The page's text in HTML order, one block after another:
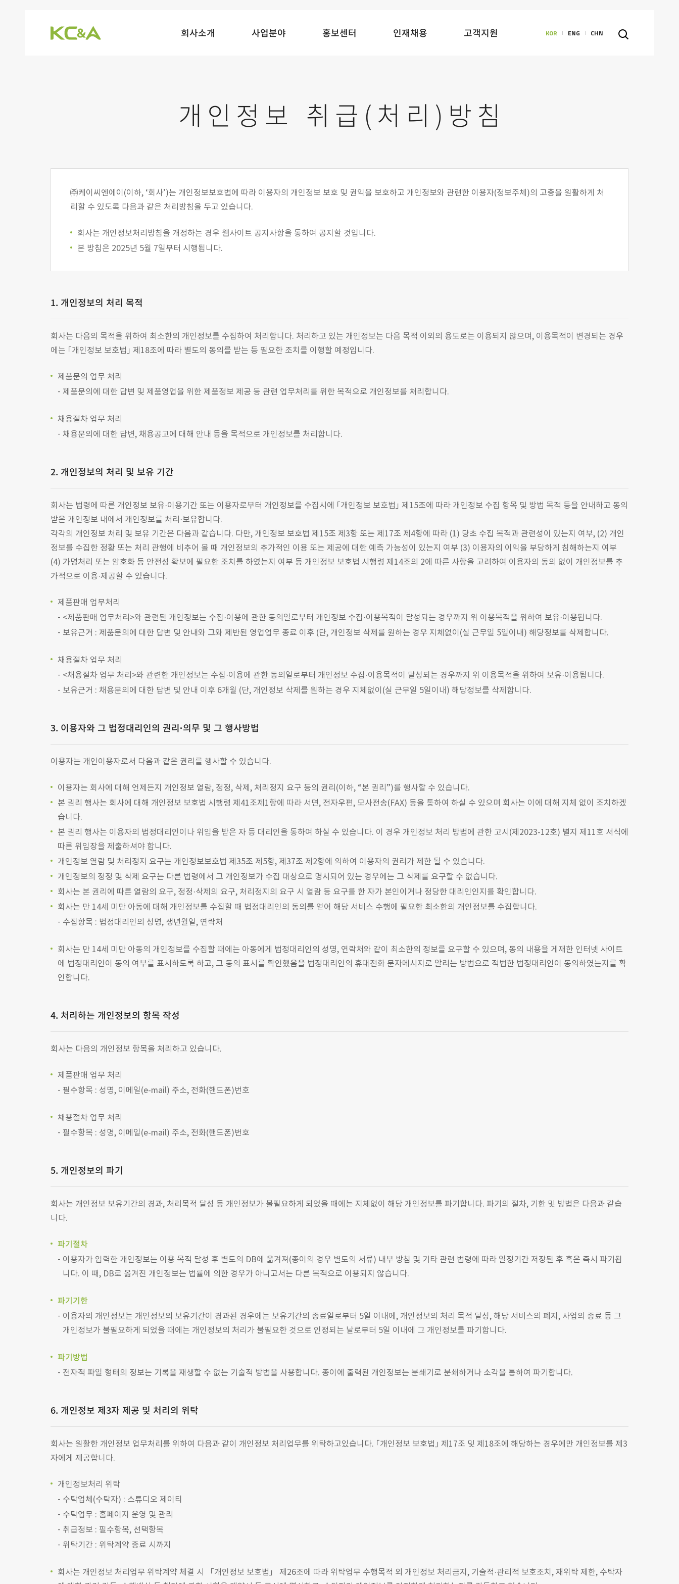
회사소개 사업분야 홍보센터 인재채용 고객지원 KOR ENG CHN
개인정보 취급(처리)방침
㈜케이씨엔에이(이하, ‘회사’)는 개인정보보호법에 따라 이용자의 개인정보 보호 및 권익을 보호하고 개인정보와 관련한 이용자(정보주체)의 고충을 원활하게 처
리할 수 있도록 다음과 같은 처리방침을 두고 있습니다.
회사는 개인정보처리방침을 개정하는 경우 웹사이트 공지사항을 통하여 공지할 것입니다.
본 방침은 2025년 5월 7일부터 시행됩니다.
1. 개인정보의 처리 목적
회사는 다음의 목적을 위하여 최소한의 개인정보를 수집하여 처리합니다. 처리하고 있는 개인정보는 다음 목적 이외의 용도로는 이용되지 않으며, 이용목적이 변경되는 경우
에는 ｢개인정보 보호법｣ 제18조에 따라 별도의 동의를 받는 등 필요한 조치를 이행할 예정입니다.
제품문의 업무 처리
제품문의에 대한 답변 및 제품영업을 위한 제품정보 제공 등 관련 업무처리를 위한 목적으로 개인정보를 처리합니다.
채용절차 업무 처리
채용문의에 대한 답변, 채용공고에 대해 안내 등을 목적으로 개인정보를 처리합니다.
2. 개인정보의 처리 및 보유 기간
회사는 법령에 따른 개인정보 보유·이용기간 또는 이용자로부터 개인정보를 수집시에 ｢개인정보 보호법｣ 제15조에 따라 개인정보 수집 항목 및 방법 목적 등을 안내하고 동의
받은 개인정보 내에서 개인정보를 처리·보유합니다.
각각의 개인정보 처리 및 보유 기간은 다음과 같습니다. 다만, 개인정보 보호법 제15조 제3항 또는 제17조 제4항에 따라 (1) 당초 수집 목적과 관련성이 있는지 여부, (2) 개인
정보를 수집한 정황 또는 처리 관행에 비추어 볼 때 개인정보의 추가적인 이용 또는 제공에 대한 예측 가능성이 있는지 여부 (3) 이용자의 이익을 부당하게 침해하는지 여부
(4) 가명처리 또는 암호화 등 안전성 확보에 필요한 조치를 하였는지 여부 등 개인정보 보호법 시행령 제14조의 2에 따른 사항을 고려하여 이용자의 동의 없이 개인정보를 추
가적으로 이용·제공할 수 있습니다.
제품판매 업무처리
<제품판매 업무처리>와 관련된 개인정보는 수집·이용에 관한 동의일로부터 개인정보 수집·이용목적이 달성되는 경우까지 위 이용목적을 위하여 보유·이용됩니다.
보유근거 : 제품문의에 대한 답변 및 안내와 그와 제반된 영업업무 종료 이후 (단, 개인정보 삭제를 원하는 경우 지체없이(실 근무일 5일이내) 해당정보를 삭제합니다.
채용절차 업무 처리
<채용절차 업무 처리>와 관련한 개인정보는 수집·이용에 관한 동의일로부터 개인정보 수집·이용목적이 달성되는 경우까지 위 이용목적을 위하여 보유·이용됩니다.
보유근거 : 채용문의에 대한 답변 및 안내 이후 6개월 (단, 개인정보 삭제를 원하는 경우 지체없이(실 근무일 5일이내) 해당정보를 삭제합니다.
3. 이용자와 그 법정대리인의 권리·의무 및 그 행사방법
이용자는 개인이용자로서 다음과 같은 권리를 행사할 수 있습니다.
이용자는 회사에 대해 언제든지 개인정보 열람, 정정, 삭제, 처리정지 요구 등의 권리(이하, “본 권리”)를 행사할 수 있습니다.
본 권리 행사는 회사에 대해 개인정보 보호법 시행령 제41조제1항에 따라 서면, 전자우편, 모사전송(FAX) 등을 통하여 하실 수 있으며 회사는 이에 대해 지체 없이 조치하겠
습니다.
본 권리 행사는 이용자의 법정대리인이나 위임을 받은 자 등 대리인을 통하여 하실 수 있습니다. 이 경우 개인정보 처리 방법에 관한 고시(제2023-12호) 별지 제11호 서식에
따른 위임장을 제출하셔야 합니다.
개인정보 열람 및 처리정지 요구는 개인정보보호법 제35조 제5항, 제37조 제2항에 의하여 이용자의 권리가 제한 될 수 있습니다.
개인정보의 정정 및 삭제 요구는 다른 법령에서 그 개인정보가 수집 대상으로 명시되어 있는 경우에는 그 삭제를 요구할 수 없습니다.
회사는 본 권리에 따른 열람의 요구, 정정·삭제의 요구, 처리정지의 요구 시 열람 등 요구를 한 자가 본인이거나 정당한 대리인인지를 확인합니다.
회사는 만 14세 미만 아동에 대해 개인정보를 수집할 때 법정대리인의 동의를 얻어 해당 서비스 수행에 필요한 최소한의 개인정보를 수집합니다.
수집항목 : 법정대리인의 성명, 생년월일, 연락처
회사는 만 14세 미만 아동의 개인정보를 수집할 때에는 아동에게 법정대리인의 성명, 연락처와 같이 최소한의 정보를 요구할 수 있으며, 동의 내용을 게재한 인터넷 사이트
에 법정대리인이 동의 여부를 표시하도록 하고, 그 동의 표시를 확인했음을 법정대리인의 휴대전화 문자메시지로 알리는 방법으로 적법한 법정대리인이 동의하였는지를 확
인합니다.
4. 처리하는 개인정보의 항목 작성
회사는 다음의 개인정보 항목을 처리하고 있습니다.
제품판매 업무 처리
필수항목 : 성명, 이메일(e-mail) 주소, 전화(핸드폰)번호
채용절차 업무 처리
필수항목 : 성명, 이메일(e-mail) 주소, 전화(핸드폰)번호
5. 개인정보의 파기
회사는 개인정보 보유기간의 경과, 처리목적 달성 등 개인정보가 불필요하게 되었을 때에는 지체없이 해당 개인정보를 파기합니다. 파기의 절차, 기한 및 방법은 다음과 같습
니다.
파기절차
이용자가 입력한 개인정보는 이용 목적 달성 후 별도의 DB에 옮겨져(종이의 경우 별도의 서류) 내부 방침 및 기타 관련 법령에 따라 일정기간 저장된 후 혹은 즉시 파기됩
니다. 이 때, DB로 옮겨진 개인정보는 법률에 의한 경우가 아니고서는 다른 목적으로 이용되지 않습니다.
파기기한
이용자의 개인정보는 개인정보의 보유기간이 경과된 경우에는 보유기간의 종료일로부터 5일 이내에, 개인정보의 처리 목적 달성, 해당 서비스의 폐지, 사업의 종료 등 그
개인정보가 불필요하게 되었을 때에는 개인정보의 처리가 불필요한 것으로 인정되는 날로부터 5일 이내에 그 개인정보를 파기합니다.
파기방법
전자적 파일 형태의 정보는 기록을 재생할 수 없는 기술적 방법을 사용합니다. 종이에 출력된 개인정보는 분쇄기로 분쇄하거나 소각을 통하여 파기합니다.
6. 개인정보 제3자 제공 및 처리의 위탁
회사는 원활한 개인정보 업무처리를 위하여 다음과 같이 개인정보 처리업무를 위탁하고있습니다. ｢개인정보 보호법｣ 제17조 및 제18조에 해당하는 경우에만 개인정보를 제3
자에게 제공합니다.
개인정보처리 위탁
수탁업체(수탁자) : 스튜디오 제이티
수탁업무 : 홈페이지 운영 및 관리
취급정보 : 필수항목, 선택항목
위탁기간 : 위탁계약 종료 시까지
회사는 개인정보 처리업무 위탁계약 체결 시 「개인정보 보호법」 제26조에 따라 위탁업무 수행목적 외 개인정보 처리금지, 기술적·관리적 보호조치, 재위탁 제한, 수탁자